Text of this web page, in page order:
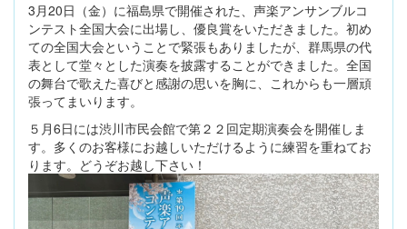
3月20日（金）に福島県で開催された、声楽アンサンブルコ
ンテスト全国大会に出場し、優良賞をいただきました。初め
ての全国大会ということで緊張もありましたが、群馬県の代
表として堂々とした演奏を披露することができました。全国
の舞台で歌えた喜びと感謝の思いを胸に、これからも一層頑
張ってまいります。
５月6日には渋川市民会館で第２２回定期演奏会を開催しま
す。多くのお客様にお越しいただけるように練習を重ねてお
ります。どうぞお越し下さい！